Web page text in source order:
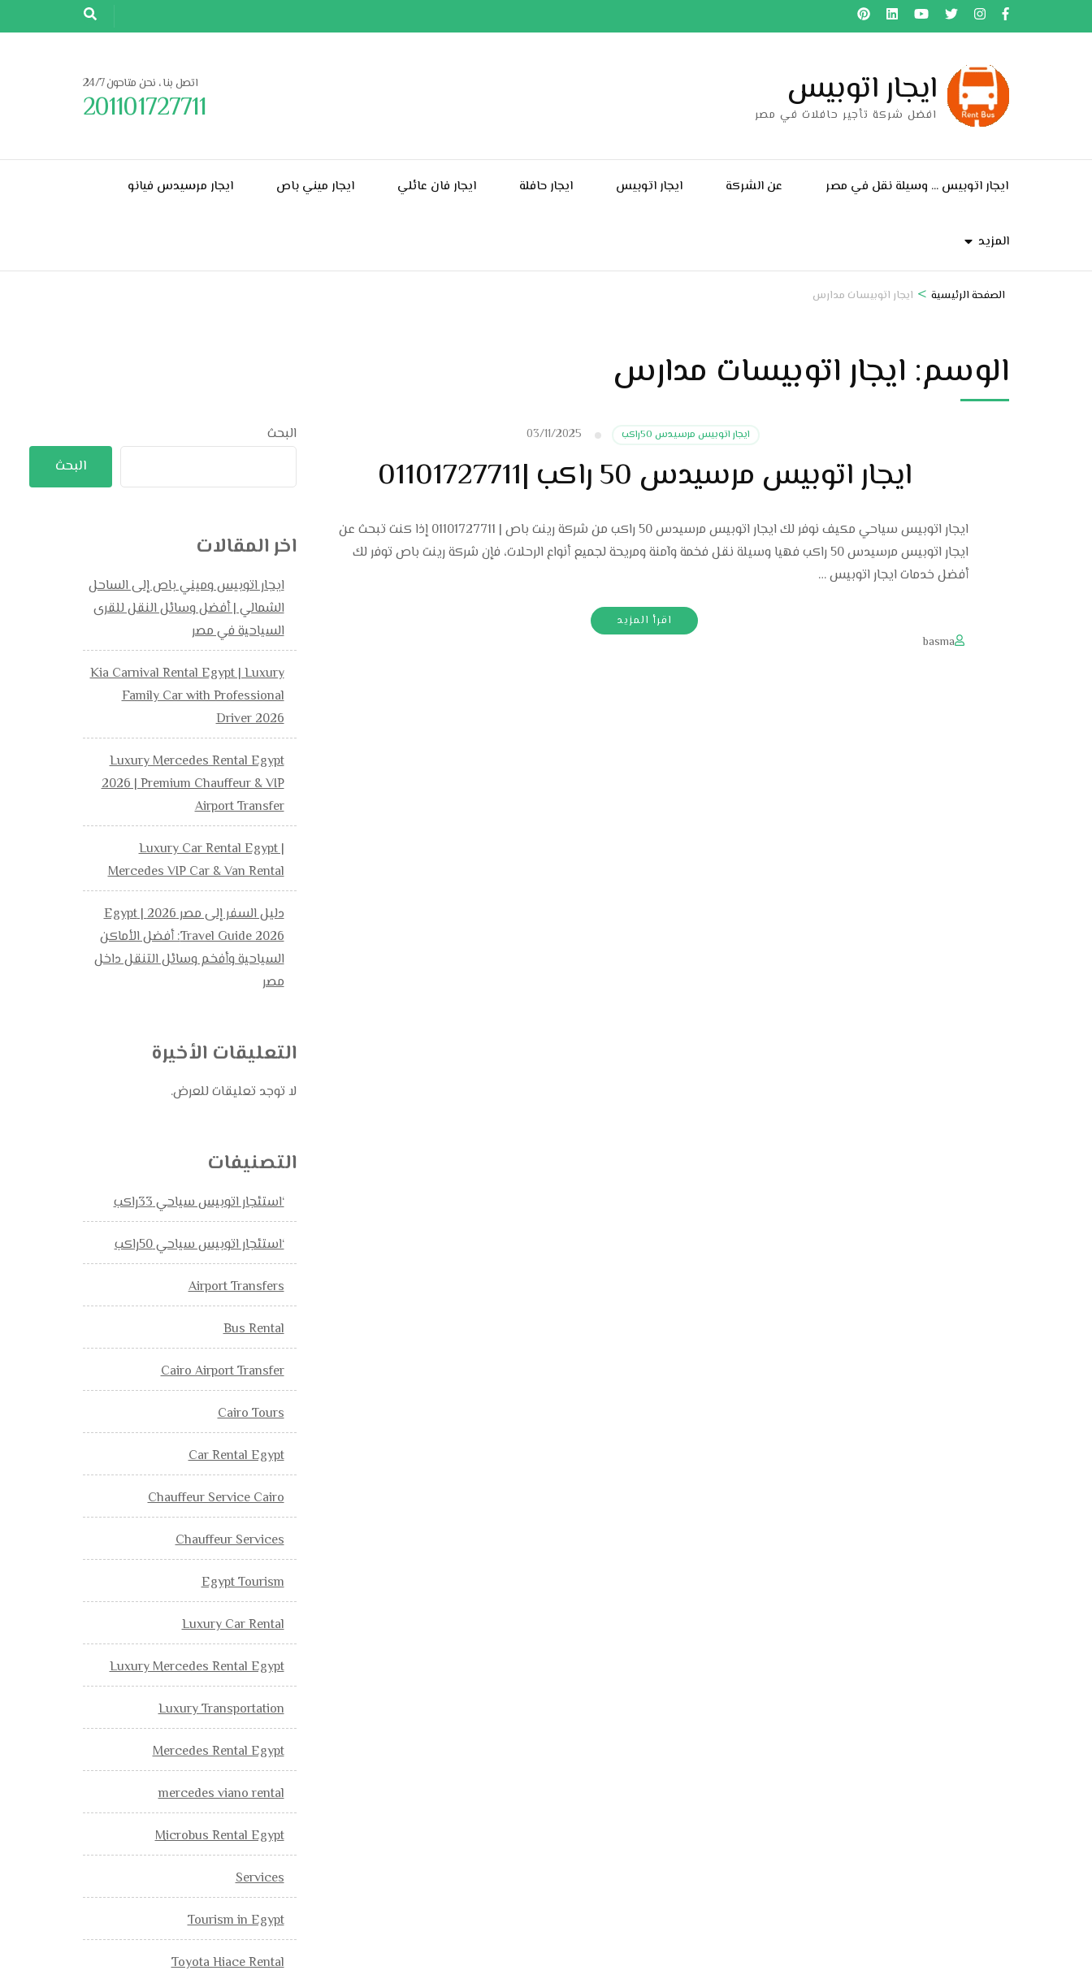
إلى
ايجار اتوبيس
افضل شركة تأجير حافلات في مصر
اتصل بنا ، نحن متاحون 24/7
201101727711
ايجار اتوبيس … وسيلة نقل في مصر عن الشركة ايجار اتوبيس ايجار حافلة ايجار فان عائلي ايجار ميني باص ايجار مرسيدس فيانو
المزيد
الصفحة الرئيسية > ايجار اتوبيسات مدارس
الوسم: ايجار اتوبيسات مدارس
ايجار اتوبيس مرسيدس 50راكب 03/11/2025
ايجار اتوبيس مرسيدس 50 راكب |01101727711
ايجار اتوبيس سياحي مكيف نوفر لك ايجار اتوبيس مرسيدس 50 راكب من شركة رينت باص | 01101727711 إذا كنت تبحث عن
ايجار اتوبيس مرسيدس 50 راكب فهيا وسيلة نقل فخمة وآمنة ومريحة لجميع أنواع الرحلات، فإن شركة رينت باص توفر لك
أفضل خدمات ايجار اتوبيس …
اقرأ المزيد
basma
البحث
البحث
اخر المقالات
ايجار اتوبيس وميني باص إلى الساحل
الشمالي | أفضل وسائل النقل للقرى
السياحية في مصر
Kia Carnival Rental Egypt | Luxury
Family Car with Professional
Driver 2026
Luxury Mercedes Rental Egypt
2026 | Premium Chauffeur & VIP
Airport Transfer
Luxury Car Rental Egypt |
Mercedes VIP Car & Van Rental
دليل السفر إلى مصر 2026 | Egypt
Travel Guide 2026: أفضل الأماكن
السياحية وأفخم وسائل التنقل داخل
مصر
التعليقات الأخيرة
لا توجد تعليقات للعرض.
التصنيفات
‘استئجار اتوبيس سياحي 33راكب
‘استئجار اتوبيس سياحي 50راكب
Airport Transfers
Bus Rental
Cairo Airport Transfer
Cairo Tours
Car Rental Egypt
Chauffeur Service Cairo
Chauffeur Services
Egypt Tourism
Luxury Car Rental
Luxury Mercedes Rental Egypt
Luxury Transportation
Mercedes Rental Egypt
mercedes viano rental
Microbus Rental Egypt
Services
Tourism in Egypt
Toyota Hiace Rental